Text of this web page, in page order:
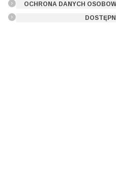
OCHRONA DANYCH